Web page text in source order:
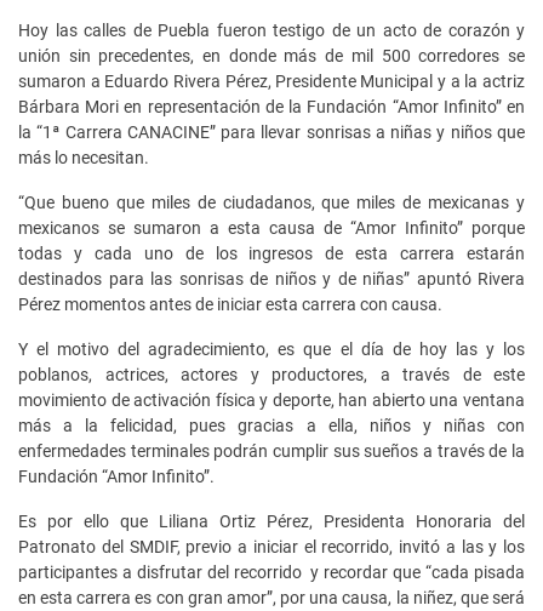
Hoy las calles de Puebla fueron testigo de un acto de corazón y
unión sin precedentes, en donde más de mil 500 corredores se
sumaron a Eduardo Rivera Pérez, Presidente Municipal y a la actriz
Bárbara Mori en representación de la Fundación “Amor Infinito” en
la “1ª Carrera CANACINE” para llevar sonrisas a niñas y niños que
más lo necesitan.
“Que bueno que miles de ciudadanos, que miles de mexicanas y
mexicanos se sumaron a esta causa de “Amor Infinito” porque
todas y cada uno de los ingresos de esta carrera estarán
destinados para las sonrisas de niños y de niñas” apuntó Rivera
Pérez momentos antes de iniciar esta carrera con causa.
Y el motivo del agradecimiento, es que el día de hoy las y los
poblanos, actrices, actores y productores, a través de este
movimiento de activación física y deporte, han abierto una ventana
más a la felicidad, pues gracias a ella, niños y niñas con
enfermedades terminales podrán cumplir sus sueños a través de la
Fundación “Amor Infinito”.
Es por ello que Liliana Ortiz Pérez, Presidenta Honoraria del
Patronato del SMDIF, previo a iniciar el recorrido, invitó a las y los
participantes a disfrutar del recorrido y recordar que “cada pisada
en esta carrera es con gran amor”, por una causa, la niñez, que será